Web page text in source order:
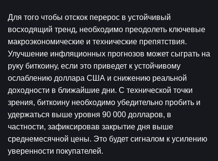
Для того чтобы отскок перерос в устойчивый
восходящий тренд, необходимо преодолеть ключевые
макроэкономические и технические препятствия.
Улучшение инфляционных прогнозов может сыграть на
руку биткоину, если это приведет к устойчивому
ослаблению доллара США и снижению реальной
доходности в ближайшие дни. С технической точки
зрения, биткоину необходимо убедительно пробить и
удержаться выше уровня 90 000 долларов, в
частности, зафиксировав закрытие дня выше
среднемесячной цены. Это будет сигналом к ​​усилению
уверенности покупателей.